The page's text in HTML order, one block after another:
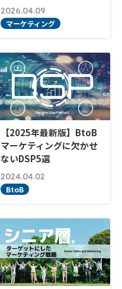
2026.04.09
マーケティング
【2025年最新版】BtoB
マーケティングに欠かせ
ないDSP5選
2024.04.02
BtoB